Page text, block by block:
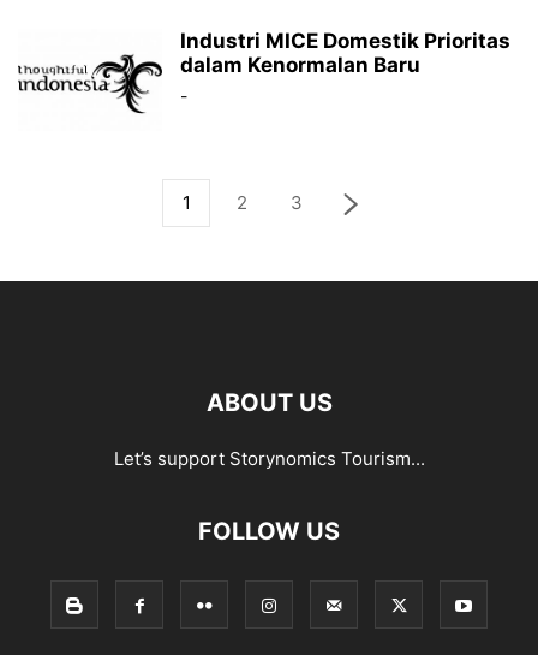
Industri MICE Domestik Prioritas
dalam Kenormalan Baru
-
1 2 3
ABOUT US
Let’s support Storynomics Tourism...
FOLLOW US